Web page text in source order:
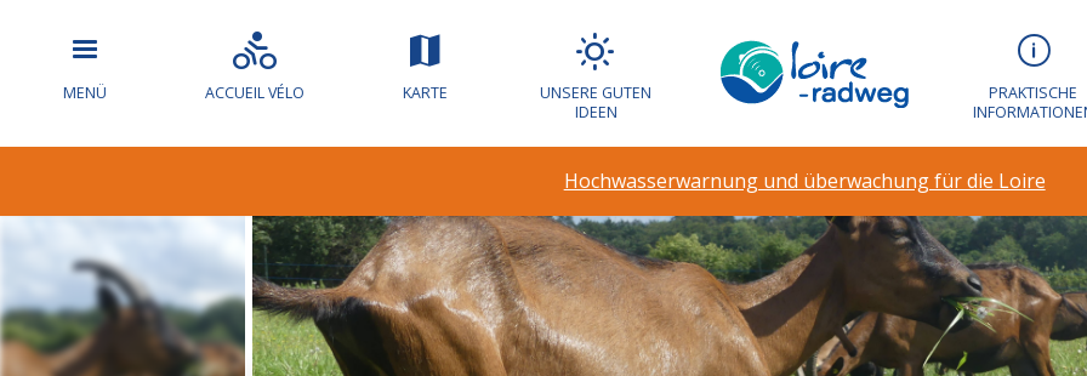
MENÜ ACCUEIL VÉLO KARTE
UNSERE GUTEN
IDEEN
PRAKTISCHE
Hochwasserwarnung und überwachung für die Loire